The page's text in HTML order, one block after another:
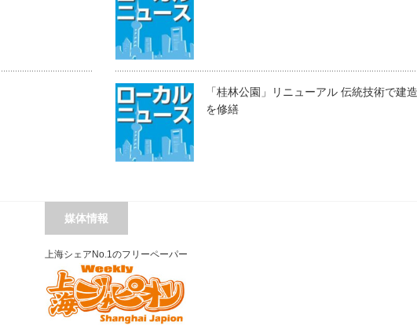
「桂林公園」リニューアル 伝統技術で建
を修繕
媒体情報
上海シェアNo.1のフリーペーパー